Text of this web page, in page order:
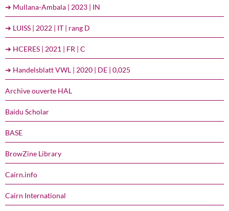
➔ Mullana-Ambala | 2023 | IN
➔ LUISS | 2022 | IT | rang D
➔ HCERES | 2021 | FR | C
➔ Handelsblatt VWL | 2020 | DE | 0,025
Archive ouverte HAL
Baidu Scholar
BASE
BrowZine Library
Cairn.info
Cairn International